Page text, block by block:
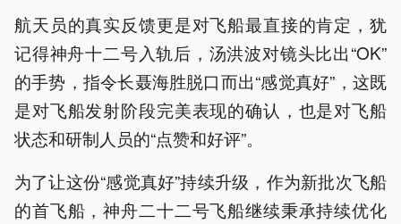
航天员的真实反馈更是对飞船最直接的肯定，犹
记得神舟十二号入轨后，汤洪波对镜头比出“OK”
的手势，指令长聂海胜脱口而出“感觉真好”，这既
是对飞船发射阶段完美表现的确认，也是对飞船
状态和研制人员的“点赞和好评”。
为了让这份“感觉真好”持续升级，作为新批次飞船
的首飞船，神舟二十二号飞船继续秉承持续优化